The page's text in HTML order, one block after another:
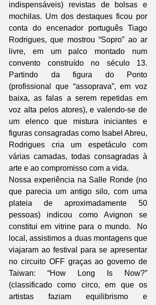
indispensáveis) revistas de bolsas e
mochilas. Um dos destaques ficou por
conta do encenador português Tiago
Rodrigues, que mostrou “Sopro” ao ar
livre, em um palco montado num
convento construído no século 13.
Partindo da figura do Ponto
(profissional que “assoprava”, em voz
baixa, as falas a serem repetidas em
voz alta pelos atores), e valendo-se de
um elenco que mistura iniciantes e
figuras consagradas como Isabel Abreu,
Rodrigues cria um espetáculo com
várias camadas, todas consagradas à
arte e ao compromisso com a vida.
Nossa experiência na Salle Ronde (no
que parecia um antigo silo, com uma
plateia de aproximadamente 50
pessoas) indicou como Avignon se
constitui em vitrine para o mundo.  No
local, assistimos a duas montagens que
viajaram ao festival para se apresentar
no circuito OFF graças ao governo de
Taiwan: “How Long Is Now?”
(classificado como circo, em que os
artistas faziam equilibrismo e